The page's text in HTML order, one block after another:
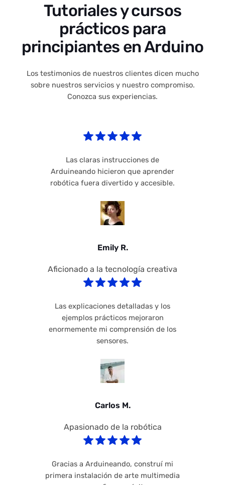
Tutoriales y cursos
prácticos para
principiantes en Arduino
Los testimonios de nuestros clientes dicen mucho
sobre nuestros servicios y nuestro compromiso.
Conozca sus experiencias.
Las claras instrucciones de
Arduineando hicieron que aprender
robótica fuera divertido y accesible.
Emily R.
Aficionado a la tecnología creativa
Las explicaciones detalladas y los
ejemplos prácticos mejoraron
enormemente mi comprensión de los
sensores.
Carlos M.
Apasionado de la robótica
Gracias a Arduineando, construí mi
primera instalación de arte multimedia